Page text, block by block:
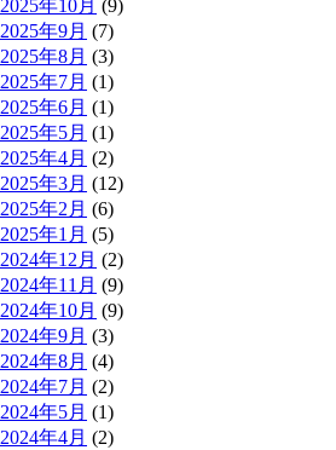
2025年10月 (9)
2025年9月 (7)
2025年8月 (3)
2025年7月 (1)
2025年6月 (1)
2025年5月 (1)
2025年4月 (2)
2025年3月 (12)
2025年2月 (6)
2025年1月 (5)
2024年12月 (2)
2024年11月 (9)
2024年10月 (9)
2024年9月 (3)
2024年8月 (4)
2024年7月 (2)
2024年5月 (1)
2024年4月 (2)